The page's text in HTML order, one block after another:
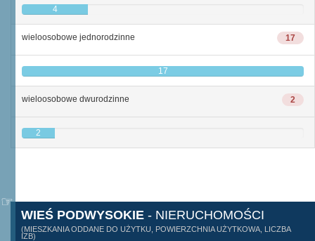
4
17
wieloosobowe jednorodzinne
17
2
wieloosobowe dwurodzinne
2
WIEŚ PODWYSOKIE - NIERUCHOMOŚCI
(MIESZKANIA ODDANE DO UŻYTKU, POWIERZCHNIA UŻYTKOWA, LICZBA
IZB)